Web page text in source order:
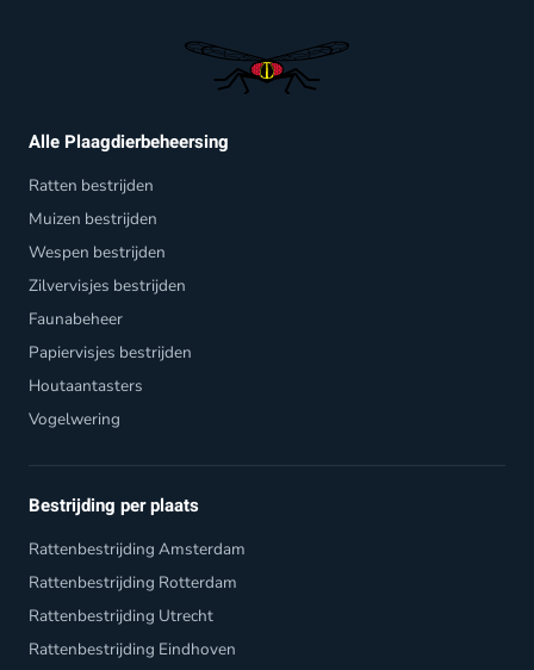
Alle Plaagdierbeheersing
Ratten bestrijden
Muizen bestrijden
Wespen bestrijden
Zilvervisjes bestrijden
Faunabeheer
Papiervisjes bestrijden
Houtaantasters
Vogelwering
Bestrijding per plaats
Rattenbestrijding Amsterdam
Rattenbestrijding Rotterdam
Rattenbestrijding Utrecht
Rattenbestrijding Eindhoven